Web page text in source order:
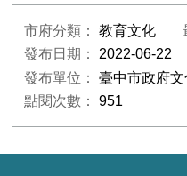
市府分類：教育文化
發布日期： 2022-06-22
發布單位：臺中市政府文
點閱次數：951